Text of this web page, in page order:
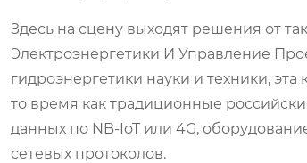
Здесь на сцену выходят решения от
Электроэнергетики И Управление
гидроэнергетики науки и техники,
то время как традиционные
данных по NB-IoT или 4G,
сетевых протоколов.